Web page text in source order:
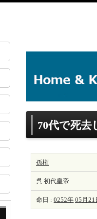
70代で死去
孫権
呉 初代皇帝
命日 : 0252年 05月21